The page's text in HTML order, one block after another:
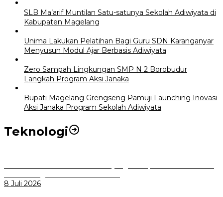
SLB Ma’arif Muntilan Satu-satunya Sekolah Adiwiyata di
Kabupaten Magelang
Unima Lakukan Pelatihan Bagi Guru SDN Karanganyar
Menyusun Modul Ajar Berbasis Adiwiyata
Zero Sampah Lingkungan SMP N 2 Borobudur
Langkah Program Aksi Janaka
Bupati Magelang Grengseng Pamuji Launching Inovasi
Aksi Janaka Program Sekolah Adiwiyata
Teknologi
8 Juli 2026